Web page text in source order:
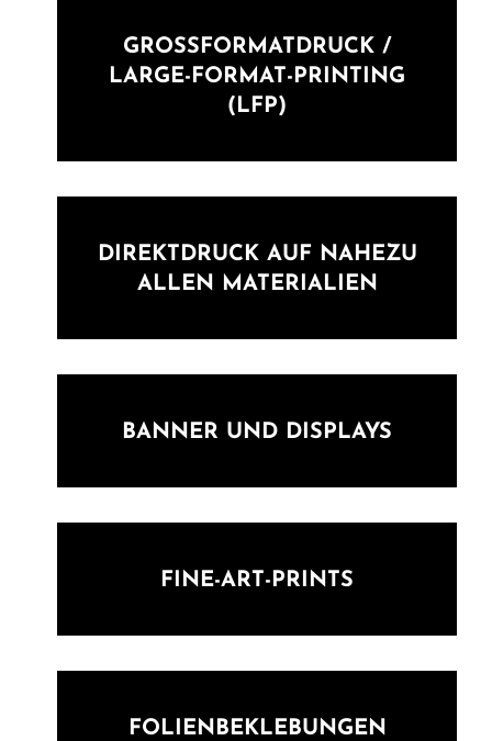
GROSSFORMATDRUCK / L
ARGE-FORMAT-PRINTING (
LFP)
DIREKTDRUCK AUF NAHEZU
ALLEN MATERIALIEN
BANNER UND DISPLAYS
FINE-ART-PRINTS
FOLIENBEKLEBUNGEN